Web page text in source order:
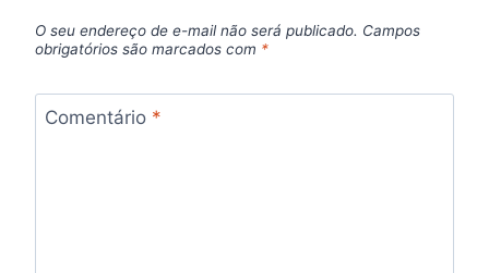
O seu endereço de e-mail não será publicado. Campos
obrigatórios são marcados com *
Comentário *